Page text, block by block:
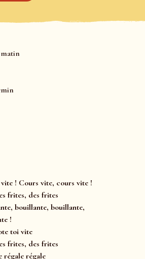
matin
! Cours vite, cours vite !
frites, des frites
bouillante, bouillante,
!
toi vite
frites, des frites
régale régale